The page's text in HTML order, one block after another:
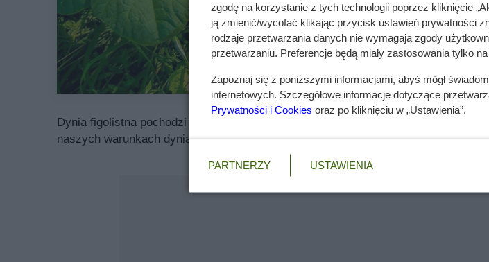
Dynia figolistna pochodzi z płaskowyżu Meksyku albo rejonu Andów, gdzie
naszych warunkach dynia figolistna jest uprawiana jako roślina jednoroczna.
zgodę na korzystanie z tych technologii poprzez kliknięcie
ją zmienić/wycofać klikając przycisk ustawień prywatności
rodzaje przetwarzania danych nie wymagają zgody
przetwarzaniu. Preferencje będą miały zastosowania tylko
Zapoznaj się z poniższymi informacjami, abyś mógł
internetowych. Szczegółowe informacje dotyczące
Prywatności i Cookies oraz po kliknięciu w „Ustawienia”.
PARTNERZY USTAWIENIA